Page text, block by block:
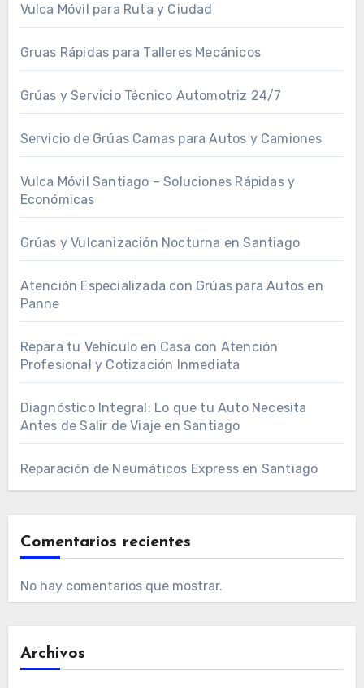
Vulca Móvil para Ruta y Ciudad
Gruas Rápidas para Talleres Mecánicos
Grúas y Servicio Técnico Automotriz 24/7
Servicio de Grúas Camas para Autos y Camiones
Vulca Móvil Santiago – Soluciones Rápidas y
Económicas
Grúas y Vulcanización Nocturna en Santiago
Atención Especializada con Grúas para Autos en
Panne
Repara tu Vehículo en Casa con Atención
Profesional y Cotización Inmediata
Diagnóstico Integral: Lo que tu Auto Necesita
Antes de Salir de Viaje en Santiago
Reparación de Neumáticos Express en Santiago
Comentarios recientes
No hay comentarios que mostrar.
Archivos